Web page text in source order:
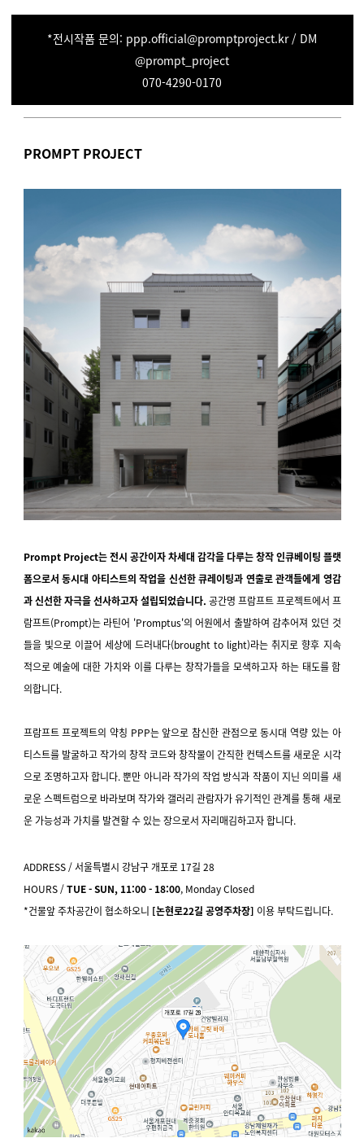
*전시작품 문의: ppp.official@promptproject.kr / DM
@prompt_project
070-4290-0170
PROMPT PROJECT
Prompt Project는 전시 공간이자 차세대 감각을 다루는 창작 인큐베이팅 플랫
폼으로서 동시대 아티스트의 작업을 신선한 큐레이팅과 연출로 관객들에게 영감
과 신선한 자극을 선사하고자 설립되었습니다. 공간명 프람프트 프로젝트에서 프
람프트(Prompt)는 라틴어 'Promptus'의 어원에서 출발하여 감추어져 있던 것
들을 빛으로 이끌어 세상에 드러내다(brought to light)라는 취지로 향후 지속
적으로 예술에 대한 가치와 이를 다루는 창작가들을 모색하고자 하는 태도를 함
의합니다.
프람프트 프로젝트의 약칭 PPP는 앞으로 참신한 관점으로 동시대 역량 있는 아
티스트를 발굴하고 작가의 창작 코드와 창작물이 간직한 컨텍스트를 새로운 시각
으로 조명하고자 합니다. 뿐만 아니라 작가의 작업 방식과 작품이 지닌 의미를 새
로운 스펙트럼으로 바라보며 작가와 갤러리 관람자가 유기적인 관계를 통해 새로
운 가능성과 가치를 발견할 수 있는 장으로서 자리매김하고자 합니다.
ADDRESS / 서울특별시 강남구 개포로 17길 28
HOURS /TUE - SUN, 11:00 - 18:00, Monday Closed
*건물앞 주차공간이 협소하오니 [논현로22길 공영주차장] 이용 부탁드립니다.